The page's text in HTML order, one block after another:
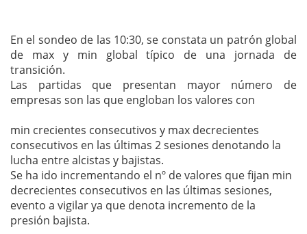
En el sondeo de las 10:30, se constata un patrón global
de max y min global típico de una jornada de
transición.
Las partidas que presentan mayor número de
empresas son las que engloban los valores con
min crecientes consecutivos y max decrecientes
consecutivos en las últimas 2 sesiones denotando la
lucha entre alcistas y bajistas.
Se ha ido incrementando el nº de valores que fijan min
decrecientes consecutivos en las últimas sesiones,
evento a vigilar ya que denota incremento de la
presión bajista.